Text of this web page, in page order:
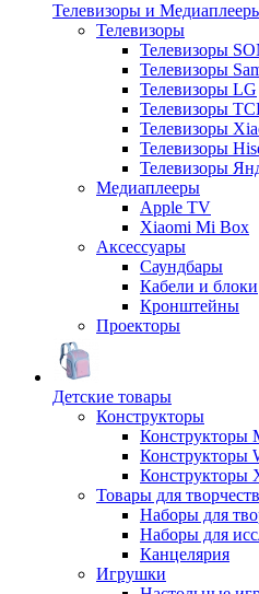
Телевизоры и
Телевизоры
Телевизоры
Телевизоры
Телевизоры LG
Телевизоры
Телевизоры
Телевизоры
Телевизоры
Медиаплееры
Apple TV
Xiaomi Mi Box
Аксессуары
Саундбары
Кабели и блоки
Кронштейны
Проекторы
Детские товары
Конструкторы
Конструкторы
Конструкторы
Конструкторы
Товары для
Наборы для
Наборы для
Канцелярия
Игрушки